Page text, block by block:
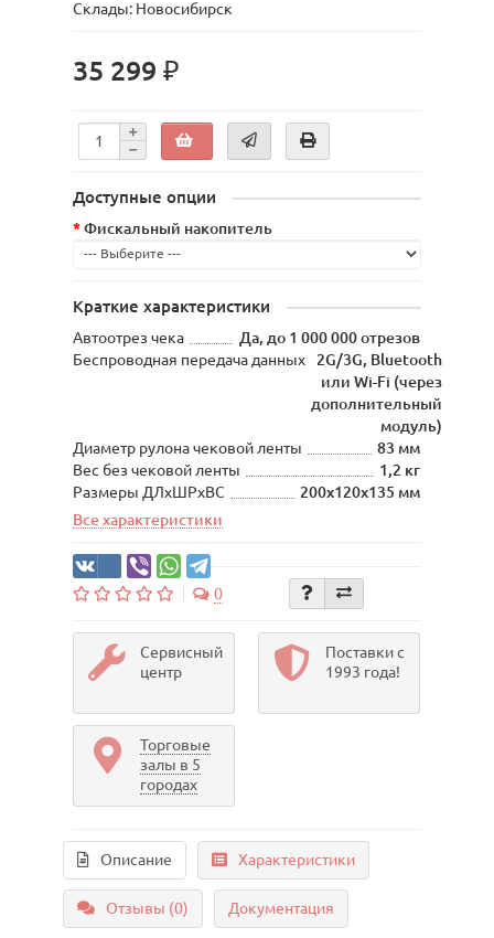
Склады: Новосибирск
35 299 ₽
Доступные опции
Фискальный накопитель
Краткие характеристики
Автоотрез чека
Да, до 1 000 000 отрезов
Беспроводная передача данных
2G/3G, Bluetooth
или Wi-Fi (через
дополнительный
модуль)
Диаметр рулона чековой ленты
83 мм
Вес без чековой ленты
1,2 кг
Размеры ДЛхШРхВС
200х120х135 мм
Все характеристики
0
Сервисный
центр
Поставки с
1993 года!
Торговые
залы в 5
городах
Описание Характеристики
Отзывы (0) Документация